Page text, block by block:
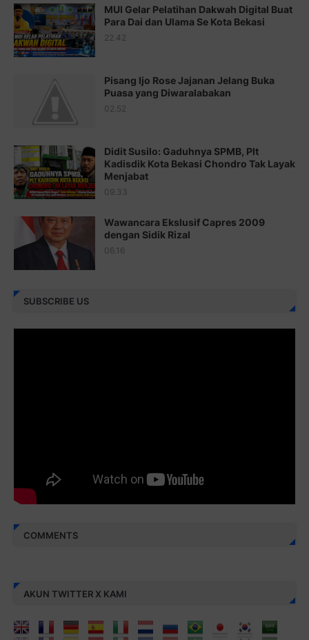
Juz 17 ⇨http://j.mp/2brHsFz
Juz 18 ⇨http://j.mp/2b8SCfc
http://j.mp/2bFSq95
http://j.mp/2brI1zc
Juz 22 ⇨http://j.mp/2bFRxNP
Juz 23 ⇨http://j.mp/2brItxm
Juz 25 ⇨ http://j.mp/2brImlf
Juz 26 ⇨http://j.mp/2bFRHF2
MUI Gelar Pelatihan Dakwah Digital Buat
Para Dai dan Ulama Se Kota Bekasi
22.42
Pisang Ijo Rose Jajanan Jelang Buka
Puasa yang Diwaralabakan
02.52
Didit Susilo: Gaduhnya SPMB, Plt
Kadisdik Kota Bekasi Chondro Tak Layak
Menjabat
09.33
Wawancara Ekslusif Capres 2009
dengan Sidik Rizal
06.16
SUBSCRIBE US
COMMENTS
AKUN TWITTER X KAMI